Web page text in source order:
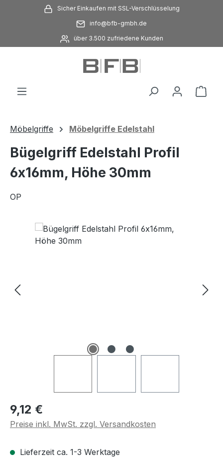
Zum Hauptinhalt springenSicher Einkaufen mit SSL-Verschlüsselung
info@bfb-gmbh.de
über 3.500 zufriedene Kunden
Möbelgriffe Möbelgriffe Edelstahl
Bügelgriff Edelstahl Profil
6x16mm, Höhe 30mm
OP
Regulärer Preis:
9,12 €
Preise inkl. MwSt. zzgl. Versandkosten
Lieferzeit ca. 1-3 Werktage